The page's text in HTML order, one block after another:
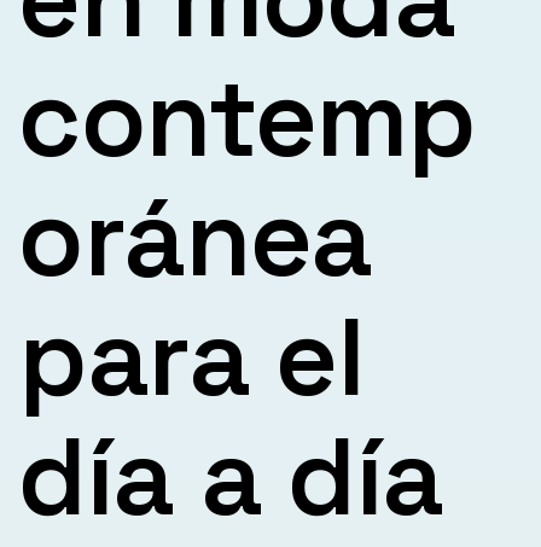
contemp
oránea
para el
día a día